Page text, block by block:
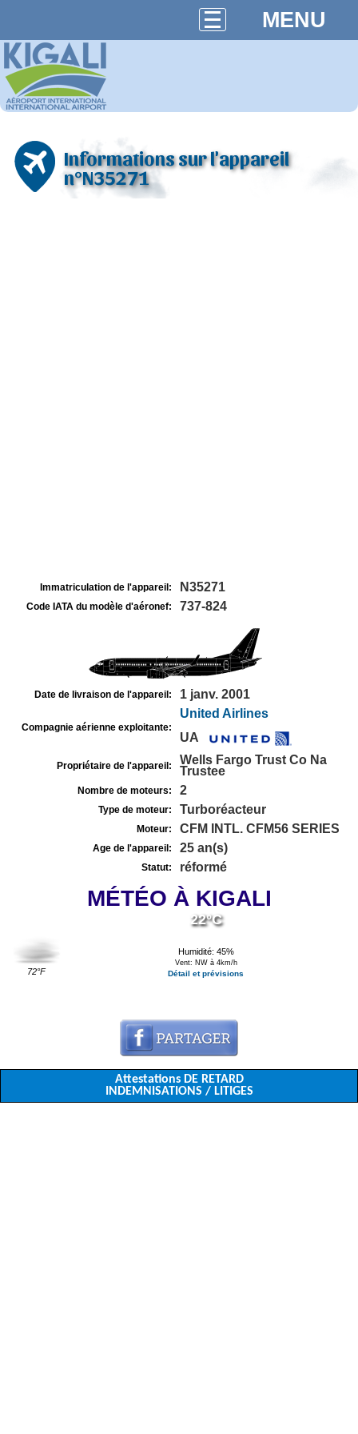
MENU
Informations sur l'appareil
n°N35271
Immatriculation de l'appareil: N35271
Code IATA du modèle d'aéronef: 737-824
Date de livraison de l'appareil: 1 janv. 2001
Compagnie aérienne exploitante:
United Airlines
UA
Propriétaire de l'appareil:
Wells Fargo Trust Co Na
Trustee
Nombre de moteurs: 2
Type de moteur: Turboréacteur
Moteur: CFM INTL. CFM56 SERIES
Age de l'appareil: 25 an(s)
Statut: réformé
MÉTÉO À KIGALI
72°F
22°C
Humidité: 45%
Vent: NW à 4km/h
Détail et prévisions
Attestations DE RETARD
INDEMNISATIONS / LITIGES